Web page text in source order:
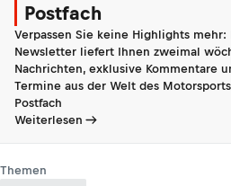
Postfach
Verpassen Sie keine Highlights mehr:
Newsletter liefert Ihnen zweimal
Nachrichten, exklusive Kommentare
Termine aus der Welt des
Postfach
Weiterlesen
Themen